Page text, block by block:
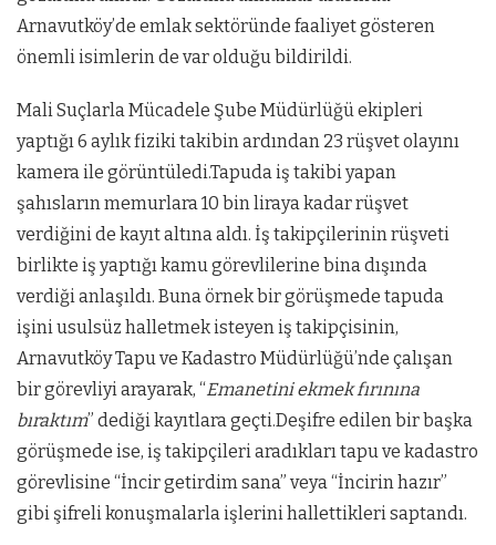
Arnavutköy’de emlak sektöründe faaliyet gösteren
önemli isimlerin de var olduğu bildirildi.
Mali Suçlarla Mücadele Şube Müdürlüğü ekipleri
yaptığı 6 aylık fiziki takibin ardından 23 rüşvet olayını
kamera ile görüntüledi.Tapuda iş takibi yapan
şahısların memurlara 10 bin liraya kadar rüşvet
verdiğini de kayıt altına aldı. İş takipçilerinin rüşveti
birlikte iş yaptığı kamu görevlilerine bina dışında
verdiği anlaşıldı. Buna örnek bir görüşmede tapuda
işini usulsüz halletmek isteyen iş takipçisinin,
Arnavutköy Tapu ve Kadastro Müdürlüğü’nde çalışan
bir görevliyi arayarak, “Emanetini ekmek fırınına
bıraktım” dediği kayıtlara geçti.Deşifre edilen bir başka
görüşmede ise, iş takipçileri aradıkları tapu ve kadastro
görevlisine “İncir getirdim sana” veya “İncirin hazır”
gibi şifreli konuşmalarla işlerini hallettikleri saptandı.